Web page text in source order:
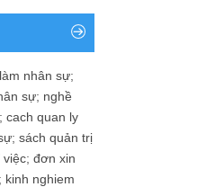
làm nhân sự;
sự; nghề
; cach quan ly
; sách quản trị
việc; đơn xin
; kinh nghiem